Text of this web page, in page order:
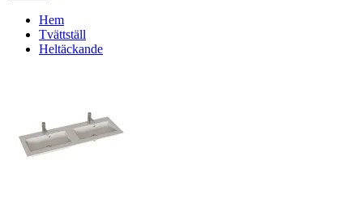
Hem
Tvättställ
Heltäckande